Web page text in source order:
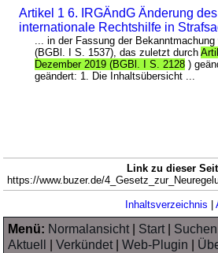
Artikel 1 6. IRGÄndG Änderung
internationale Rechtshilfe in
... in der Fassung der
(BGBl. I S. 1537), das zuletzt durch
Dezember 2019 (BGBl. I S. 2128 )
geändert: 1. Die Inhaltsübersicht ...
Link zu dieser
https://www.buzer.de/
Inhaltsverzeichnis
Menü: Normalansicht| Start| Suchen
Aktuell
|Verkündet|Web-Plugin